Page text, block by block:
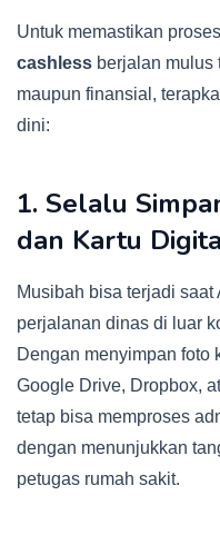
Untuk memastikan proses
cashless berjalan mulus
maupun finansial,
dini:
1. Selalu
dan Kartu
Musibah bisa terjadi
perjalanan dinas di luar
Dengan menyimpan foto
Google Drive, Dropbox,
tetap bisa memproses
dengan menunjukkan
petugas rumah sakit.